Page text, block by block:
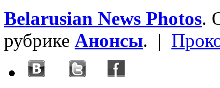
Belarusian News Photos.
рубрике Анонсы. |